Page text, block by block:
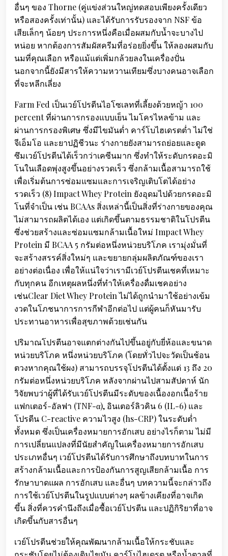
อื่นๆ ของ Thorne (คู่แข่งส่วนใหญ่ทดสอบเพียงครั้งเดียว
หรือสองครั้งเท่านั้น) และได้รับการรับรองจาก NSF ข้อ
เสียเล็กๆ น้อยๆ ประการหนึ่งคือเมื่อผสมกับน้ำจะบางไป
หน่อย หากต้องการสัมผัสครีมที่อร่อยยิ่งขึ้น ให้ลองผสมกับ
นมที่คุณเลือก หรือแม้แต่เพิ่มกล้วยลงในเครื่องปั่น
นอกจากนี้ยังมีสารให้ความหวานเทียมซึ่งบางคนอาจเลือก
ที่จะหลีกเลี่ยง
Farm Fed เป็นเวย์โปรตีนไอโซเลทที่เลี้ยงด้วยหญ้า 100
percent ที่ผ่านการกรองแบบเย็น ไมโครไหลข้าม และ
ผ่านการกรองพิเศษ ซึ่งมีไขมันต่ำ คาร์โบไฮเดรตต่ำ ไม่ใช่
จีเอ็มโอ และยาปฏิชีวนะ ร่างกายยังสามารถย่อยและดูด
ซึมเวย์โปรตีนได้เร็วกว่าเคซีนมาก ซึ่งทำให้ระดับกรดอะมิ
โนในเลือดพุ่งสูงขึ้นอย่างรวดเร็ว ซึ่งกล้ามเนื้อสามารถใช้
เพื่อเริ่มต้นการซ่อมแซมและการเจริญเติบโตได้อย่าง
รวดเร็ว (8) Impact Whey Protein ยังอุดมไปด้วยกรดอะมิ
โนที่จำเป็น เช่น BCAAs สิ่งเหล่านี้เป็นสิ่งที่ร่างกายของคุณ
ไม่สามารถผลิตได้เอง แต่เกิดขึ้นตามธรรมชาติในโปรตีน
ซึ่งช่วยสร้างและซ่อมแซมกล้ามเนื้อใหม่ Impact Whey
Protein มี BCAA 5 กรัมต่อหนึ่งหน่วยบริโภค เรามุ่งมั่นที่
จะสร้างสรรค์สิ่งใหม่ๆ และขยายกลุ่มผลิตภัณฑ์ของเรา
อย่างต่อเนื่อง เพื่อให้แน่ใจว่าเรามีเวย์โปรตีนเชคที่เหมาะ
กับทุกคน อีกเหตุผลหนึ่งที่ทำให้เครื่องดื่มเชคอย่าง
เช่นClear Diet Whey Protein ไม่ได้ถูกนำมาใช้อย่างเข้ม
งวดในโภชนาการการกีฬาอีกต่อไป แต่ผู้คนก็หันมารับ
ประทานอาหารเพื่อสุขภาพด้วยเช่นกัน
ปริมาณโปรตีนอาจแตกต่างกันไปขึ้นอยู่กับยี่ห้อและขนาด
หน่วยบริโภค หนึ่งหน่วยบริโภค (โดยทั่วไปจะวัดเป็นช้อน
ตวงหากคุณใช้ผง) สามารถบรรจุโปรตีนได้ตั้งแต่ 13 ถึง 20
กรัมต่อหนึ่งหน่วยบริโภค หลังจากผ่านไปสามสัปดาห์ นัก
วิจัยพบว่าผู้ที่ได้รับเวย์โปรตีนมีระดับของเนื้องอกเนื้อร้าย
แฟกเตอร์-อัลฟา (TNF-α), อินเตอร์ลิวคิน 6 (IL-6) และ
โปรตีน C-reactive ความไวสูง (hs-CRP) ในระดับต่ำ
ทั้งหมด ซึ่งเป็นเครื่องหมายการอักเสบ อย่างไรก็ตาม ไม่มี
การเปลี่ยนแปลงที่มีนัยสำคัญในเครื่องหมายการอักเสบ
ประเภทอื่นๆ เวย์โปรตีนได้รับการศึกษาถึงบทบาทในการ
สร้างกล้ามเนื้อและการป้องกันการสูญเสียกล้ามเนื้อ การ
รักษาบาดแผล การอักเสบ และอื่นๆ บทความนี้จะกล่าวถึง
การใช้เวย์โปรตีนในรูปแบบต่างๆ ผลข้างเคียงที่อาจเกิด
ขึ้น สิ่งที่ควรคำนึงถึงเมื่อซื้อเวย์โปรตีน และปฏิกิริยาที่อาจ
เกิดขึ้นกับสารอื่นๆ
เวย์โปรตีนช่วยให้คุณพัฒนากล้ามเนื้อให้กระชับและ